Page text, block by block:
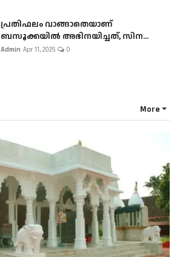
പ്രതിഫലം വാങ്ങാതെയാണ്
ബസൂക്കയില്‍ അഭിനയിച്ചത്, സിന...
Admin Apr 11, 2025 0
More